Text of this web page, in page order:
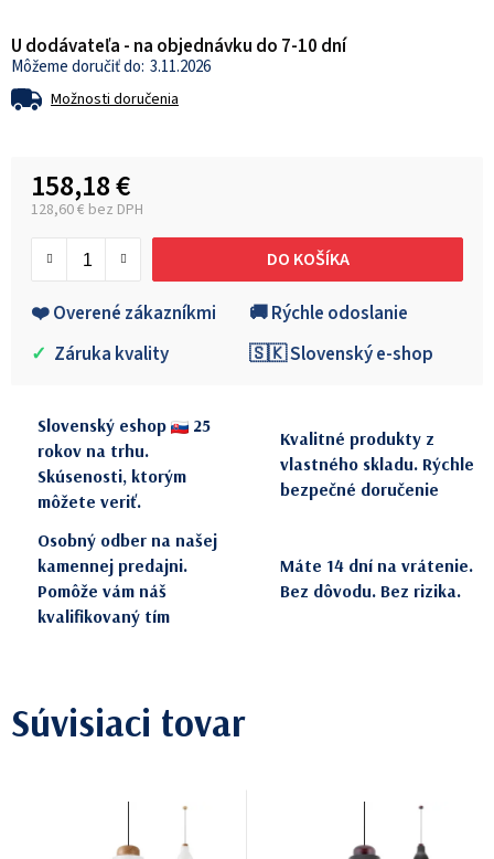
U dodávateľa - na objednávku do 7-10 dní
3.11.2026
Možnosti doručenia
158,18 €
128,60 € bez DPH
DO KOŠÍKA
❤️ Overené zákazníkmi
🚚 Rýchle odoslanie
✓ Záruka kvality 🇸🇰 Slovenský e-shop
Slovenský eshop
25
rokov na trhu.
Skúsenosti, ktorým
môžete veriť.
Kvalitné produkty z
vlastného skladu. Rýchle
bezpečné doručenie
Osobný odber na našej
kamennej predajni.
Pomôže vám náš
kvalifikovaný tím
Máte 14 dní na vrátenie.
Bez dôvodu. Bez rizika.
Súvisiaci tovar